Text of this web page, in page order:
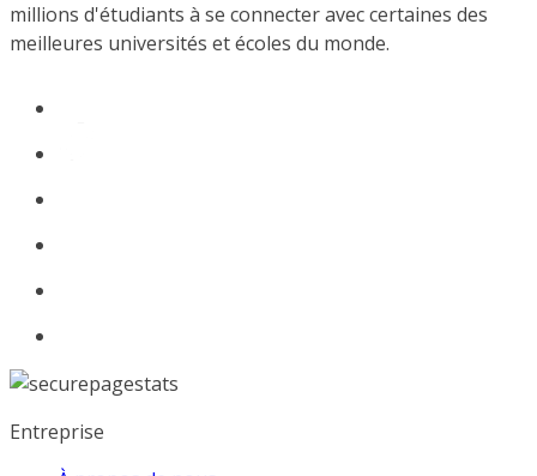
millions d'étudiants à se connecter avec certaines des
meilleures universités et écoles du monde.
Entreprise